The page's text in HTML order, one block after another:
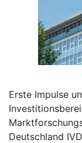
Erste Impulse
Deutschland